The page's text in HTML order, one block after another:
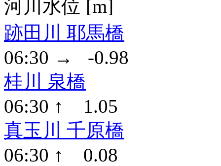
河川水位 [m]
跡田川 耶馬橋
06:30 → -0.98
桂川 泉橋
06:30 ↑ 1.05
真玉川 千原橋
06:30 ↑ 0.08